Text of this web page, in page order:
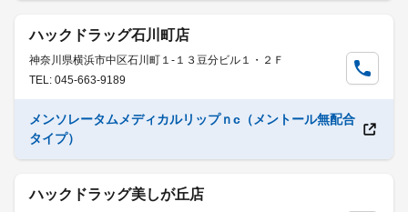
ハックドラッグ石川町店
神奈川県横浜市中区石川町１-１３豆分ビル１・２Ｆ
TEL: 045-663-9189
メンソレータムメディカルリップｎc（メントール無配合
タイプ）
ハックドラッグ美しが丘店